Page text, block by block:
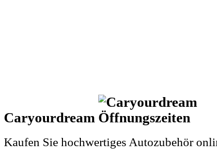
Caryourdream
Kaufen Sie hochwertiges Autozubehör